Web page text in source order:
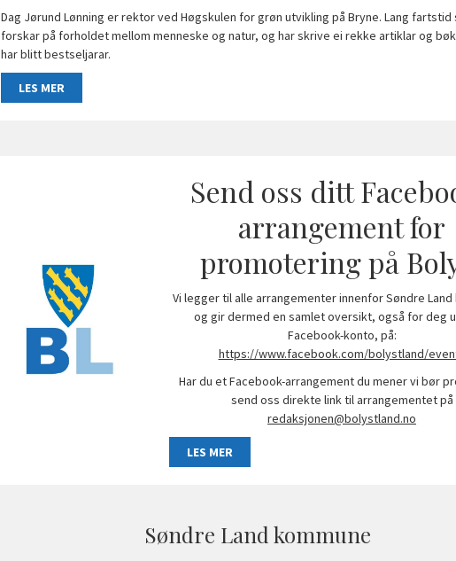
Dag Jørund Lønning er rektor ved Høgskulen for grøn utvikling på Bryne. Lang fartstid
forskar på forholdet mellom menneske og natur, og har skrive ei rekke artiklar og
har blitt bestseljarar.
LES MER
Send oss ditt
arrangement for
promotering på
Vi legger til alle arrangementer innenfor Søndre Land
og gir dermed en samlet oversikt, også for deg
Facebook-konto, på:
https://www.facebook.com/bolystland/
Har du et Facebook-arrangement du mener vi bør
send oss direkte link til arrangementet på
redaksjonen@bolystland.no
LES MER
Søndre Land kommune